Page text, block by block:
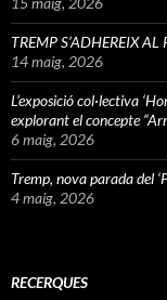
TREMP S’ADHEREIX
14 maig, 2026
L’exposició col·lectiva
explorant el concepte
6 maig, 2026
Tremp, nova parada del
4 maig, 2026
RECERQUES